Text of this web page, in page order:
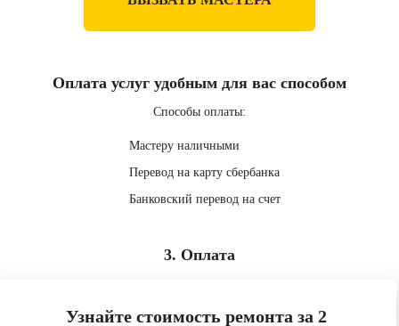
3. Оплата
Узнайте стоимость ремонта за 2
Оплата услуг удобным для вас способом
Способы оплаты:
Мастеру наличными
Перевод на карту сбербанка
Банковский перевод на счет